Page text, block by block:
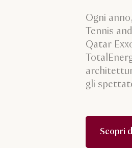
Ogni
Tennis
Qatar
gli
Scopri